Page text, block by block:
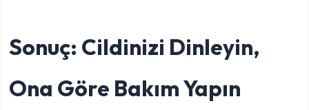
Sonuç: Cildinizi Dinleyin,
Ona Göre Bakım Yapın